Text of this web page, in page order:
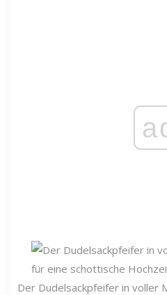
Der Dudelsackpfeifer in voller